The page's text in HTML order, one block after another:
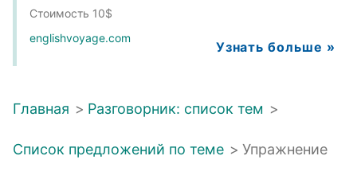
Стоимость 10$
englishvoyage.com
Узнать больше »
Главная > Разговорник: список тем >
Список предложений по теме > Упражнение